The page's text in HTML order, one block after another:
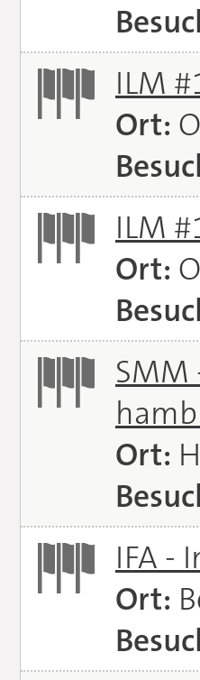
ILM
Ort:
ILM
Ort:
Ort:
IFA -
Ort: